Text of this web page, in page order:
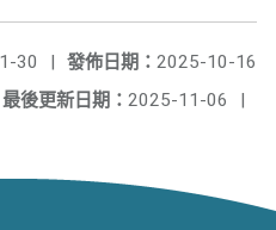
發佈日期： 2025-10-16
30
|
最後更新日期： 2025-11-06 |